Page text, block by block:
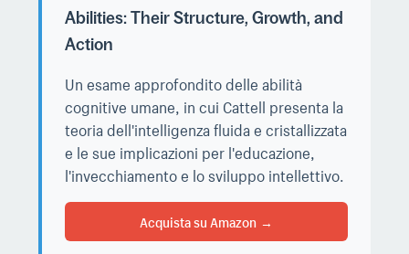
Abilities: Their Structure, Growth, and
Action
Un esame approfondito delle abilità
cognitive umane, in cui Cattell presenta la
teoria dell'intelligenza fluida e cristallizzata
e le sue implicazioni per l'educazione,
l'invecchiamento e lo sviluppo intellettivo.
Acquista su Amazon